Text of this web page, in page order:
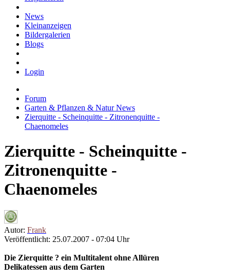
News
Kleinanzeigen
Bildergalerien
Blogs
Login
Forum
Garten & Pflanzen & Natur News
Zierquitte - Scheinquitte - Zitronenquitte -
Chaenomeles
Zierquitte - Scheinquitte -
Zitronenquitte -
Chaenomeles
Autor: Frank
Veröffentlicht: 25.07.2007 - 07:04 Uhr
Die Zierquitte ? ein Multitalent ohne Allüren
Delikatessen aus dem Garten